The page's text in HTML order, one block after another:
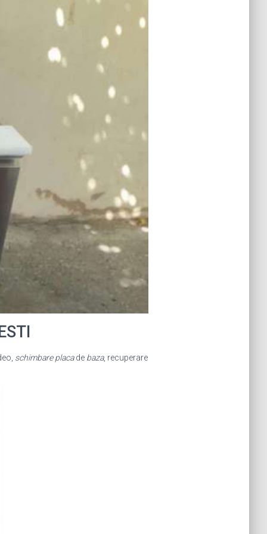
schimbare placade baza, recuperare